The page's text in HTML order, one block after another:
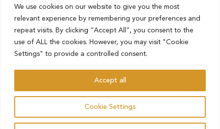
We use cookies on our website to give you the most
relevant experience by remembering your preferences and
repeat visits. By clicking “Accept All”, you consent to the
use of ALL the cookies. However, you may visit "Cookie
Settings" to provide a controlled consent.
Cookie Settings
Accept all
Partnered with Estapar Condomínio Cruz Alta
Rua Barão de Jaguara, 1481, Centro, Campinas, São Paulo,
Brazil
AHO – ADVOCACIA HAMILTON OLIVEIRA
ALL RIGHTS RESERVED.